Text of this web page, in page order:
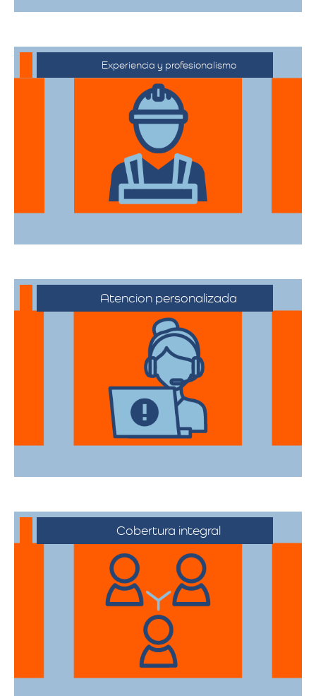
Experiencia y profesionalismo
Contamos con una extensa trayectoria
en el sector de trasteos, ofreciendo un
servicio confiable y de alta calidad.
Atencion personalizada
Nuestros asesores están a su disposición
para acompañarte en cada etapa del
proceso, asegurando que todas sus
necesidades sean atendidas.
Cobertura integral
Ofrecemos servicios de trasteos en toda
la ciudad de Paipa, facilitando su
traslado a cualquier sector.